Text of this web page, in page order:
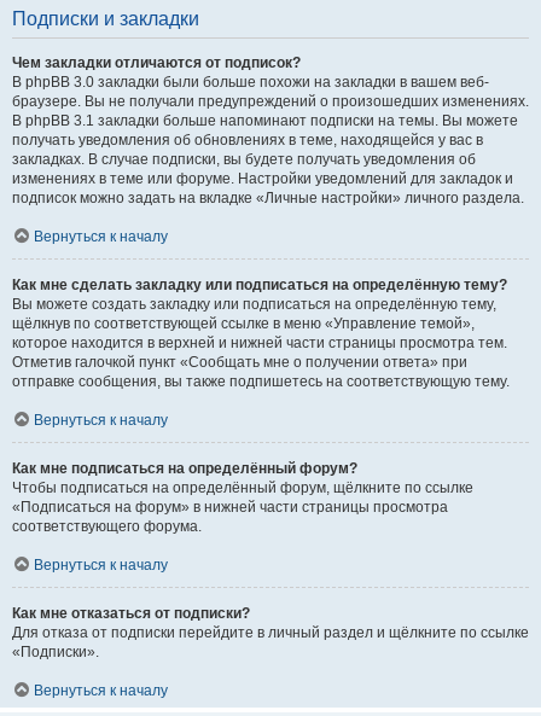
Подписки и закладки
Чем закладки отличаются от подписок?
В phpBB 3.0 закладки были больше похожи на закладки в вашем веб-
браузере. Вы не получали предупреждений о произошедших изменениях.
В phpBB 3.1 закладки больше напоминают подписки на темы. Вы можете
получать уведомления об обновлениях в теме, находящейся у вас в
закладках. В случае подписки, вы будете получать уведомления об
изменениях в теме или форуме. Настройки уведомлений для закладок и
подписок можно задать на вкладке «Личные настройки» личного раздела.
Вернуться к началу
Как мне сделать закладку или подписаться на определённую тему?
Вы можете создать закладку или подписаться на определённую тему,
щёлкнув по соответствующей ссылке в меню «Управление темой»,
которое находится в верхней и нижней части страницы просмотра тем.
Отметив галочкой пункт «Сообщать мне о получении ответа» при
отправке сообщения, вы также подпишетесь на соответствующую тему.
Вернуться к началу
Как мне подписаться на определённый форум?
Чтобы подписаться на определённый форум, щёлкните по ссылке
«Подписаться на форум» в нижней части страницы просмотра
соответствующего форума.
Вернуться к началу
Как мне отказаться от подписки?
Для отказа от подписки перейдите в личный раздел и щёлкните по ссылке
«Подписки».
Вернуться к началу